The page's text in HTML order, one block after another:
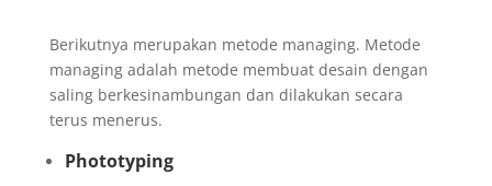
Berikutnya merupakan metode managing. Metode
managing adalah metode membuat desain dengan
saling berkesinambungan dan dilakukan secara
terus menerus.
Phototyping